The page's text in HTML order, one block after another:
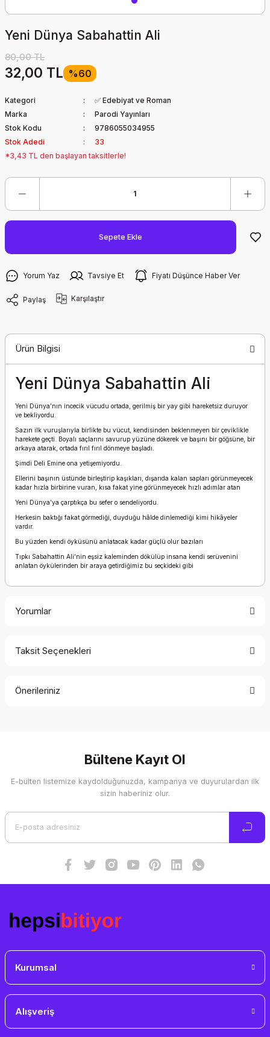
Yeni Dünya Sabahattin Ali
80,00 TL
32,00 TL %60
Kategori
✅ Edebiyat ve Roman
Marka
Parodi Yayınları
Stok Kodu
9786055034955
Stok Adedi
33
*3,43 TL den başlayan taksitlerle!
Sepete Ekle
Yorum Yaz Tavsiye Et Fiyatı Düşünce Haber Ver
Paylaş Karşılaştır
Ürün Bilgisi
Yeni Dünya Sabahattin Ali
Yeni Dünya’nın incecik vücudu ortada, gerilmiş bir yay gibi hareketsiz duruyor
ve bekliyordu.
Sazın ilk vuruşlarıyla birlikte bu vücut, kendisinden beklenmeyen bir çeviklikle
harekete geçti. Boyalı saçlarını savurup yüzüne dökerek ve başını bir göğsüne, bir
arkaya atarak, ortada fırıl fırıl dönmeye başladı.
Şimdi Deli Emine ona yetişemiyordu.
Ellerini başının üstünde birleştirip kaşıkları, dışarıda kalan sapları görünmeyecek
kadar hızla birbirine vuran, kısa fakat yine görünmeyecek hızlı adımlar atan
Yeni Dünya’ya çarptıkça bu sefer o sendeliyordu.
Herkesin baktığı fakat görmediği, duyduğu hâlde dinlemediği kimi hikâyeler
vardır.
Bu yüzden kendi öyküsünü anlatacak kadar güçlü olur bazıları
Tıpkı Sabahattin Ali’nin eşsiz kaleminden dökülüp insana kendi serüvenini
anlatan öykülerinden bir araya getirdiğimiz bu seçkideki gibi
Yorumlar
Taksit Seçenekleri
Önerileriniz
Görüş ve önerileriniz için teşekkür ederiz.
Ürün resmi kalitesiz, bozuk veya görüntülenemiyor.
Bültene Kayıt Ol
E-bülten listemize kaydolduğunuzda, kampanya ve duyurulardan ilk
sizin haberiniz olur.
Kurumsal
Alışveriş